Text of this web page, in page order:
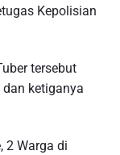
Kepolisian
tersebut
ketiganya
2 Warga di